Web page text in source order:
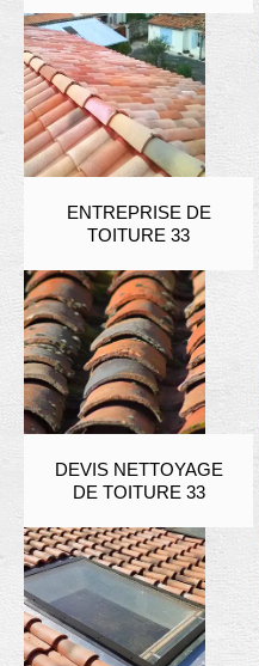
ENTREPRISE DE
TOITURE 33
DEVIS NETTOYAGE
DE TOITURE 33